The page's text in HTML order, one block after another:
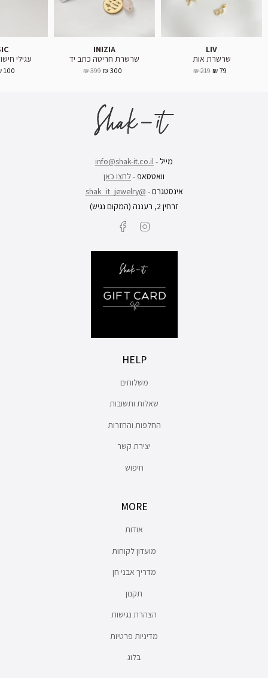
LIV
שרשרת אות
79 ₪
219 ₪
INIZIA
שרשרת חריטה כתב יד
300 ₪
399 ₪
עגילי חישוק 1.5-
100 ₪
מייל - info@shak-it.co.il
וואטסאפ -לחצו כאן
אינסטגרם - @shak_it_jewelry
זרחין 2, רעננה (המקום נגיש)
Instagram
HELP
משלוחים
שאלות ותשובות
החלפות והחזרות
יצירת קשר
חיפוש
MORE
אודות
מועדון לקוחות
מדריך אבני חן
תקנון
הצהרת נגישות
מדיניות פרטיות
בלוג